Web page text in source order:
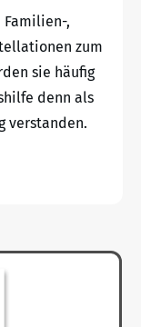
Familien-,
zum
sie häufig
denn als
verstanden.